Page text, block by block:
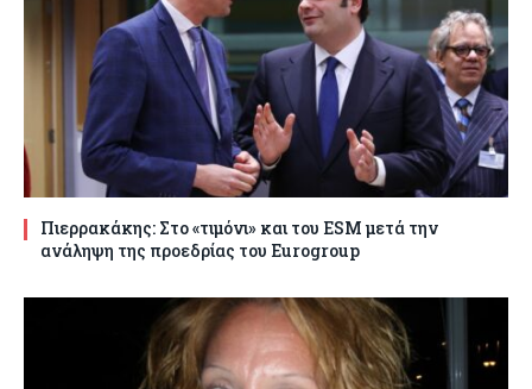
Πιερρακάκης: Στο «τιμόνι» και του ESM μετά την
ανάληψη της προεδρίας του Eurogroup